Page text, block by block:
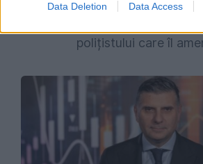
Data Deletion Data Access
polițistului care îl